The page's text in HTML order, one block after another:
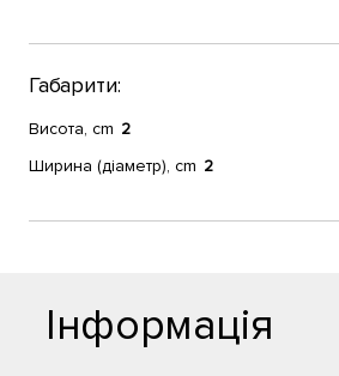
Габарити:
Висота, cm 2
Ширина (діаметр), cm 2
Інформація